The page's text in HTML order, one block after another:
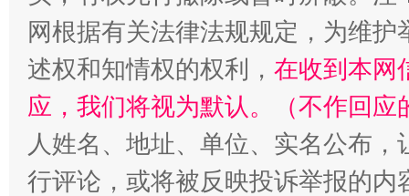
网根据有关法律法规规定，为维
述权和知情权的权利， 在收到本网
应，我们将视为默认。（不作回应
人姓名、地址、单位、实名公布
行评论，或将被反映投诉举报的